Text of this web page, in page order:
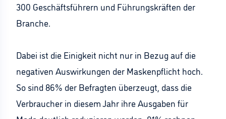
300 Geschäftsführern und Führungskräften der
Branche.
Dabei ist die Einigkeit nicht nur in Bezug auf die
negativen Auswirkungen der Maskenpflicht hoch.
So sind 86% der Befragten überzeugt, dass die
Verbraucher in diesem Jahr ihre Ausgaben für